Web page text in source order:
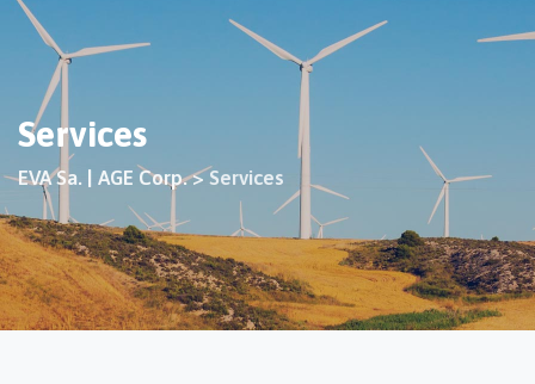
Services
EVA Sa. | AGE Corp.>Services